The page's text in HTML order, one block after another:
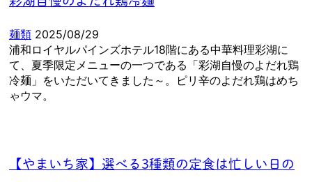
麺類 2025/08/29
浦和ロイヤルパインズホテル18階にある中華料理彩湖に
て、夏季限定メニューの一つである「彩湖自慢のよだれ鶏
冷麺」をいただいてきました～。ピリ辛のよだれ鶏はめち
ゃウマ。
【やまいち家】選べる3種類の定食は忙しい日の